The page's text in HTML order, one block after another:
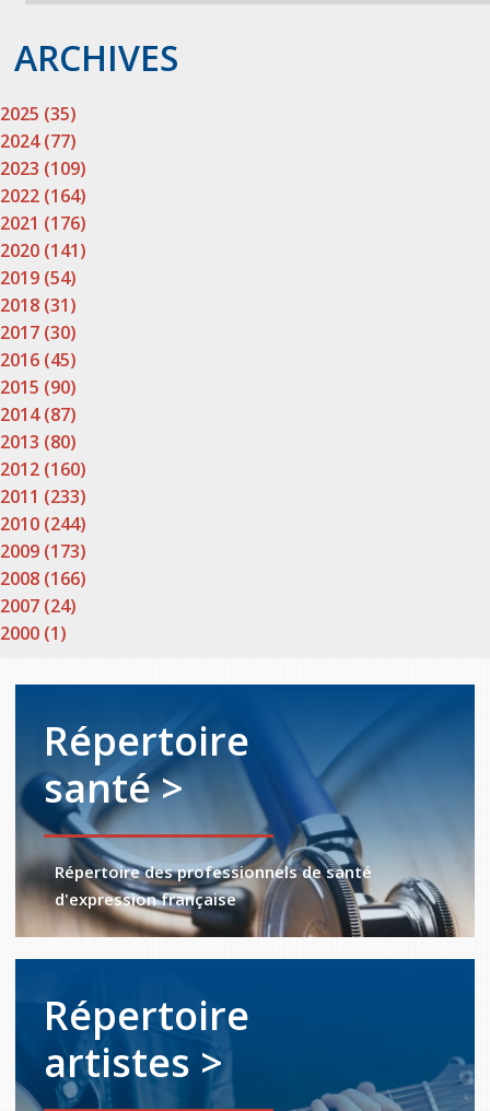
ARCHIVES
2025 (35)
2024 (77)
2023 (109)
2022 (164)
2021 (176)
2020 (141)
2019 (54)
2018 (31)
2017 (30)
2016 (45)
2015 (90)
2014 (87)
2013 (80)
2012 (160)
2011 (233)
2010 (244)
2009 (173)
2008 (166)
2007 (24)
2000 (1)
Répertoire
santé >
Répertoire des professionnels de santé
d'expression française
Répertoire
artistes >